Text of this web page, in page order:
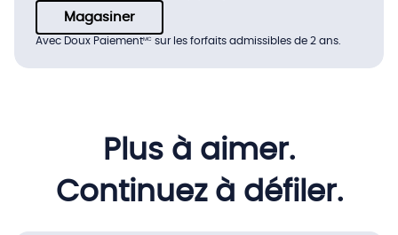
Magasiner
Avec Doux PaiementMC sur les forfaits admissibles de 2 ans.
Plus à aimer.
Continuez à défiler.